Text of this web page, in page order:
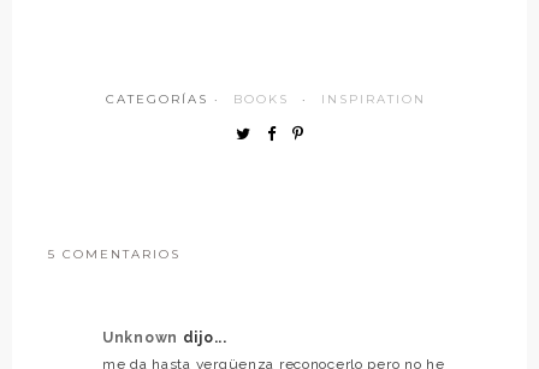
CATEGORÍAS · BOOKS · INSPIRATION
5 COMENTARIOS
Unknown dijo...
me da hasta vergüenza reconocerlo pero no he